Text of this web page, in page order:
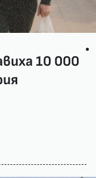
10 000